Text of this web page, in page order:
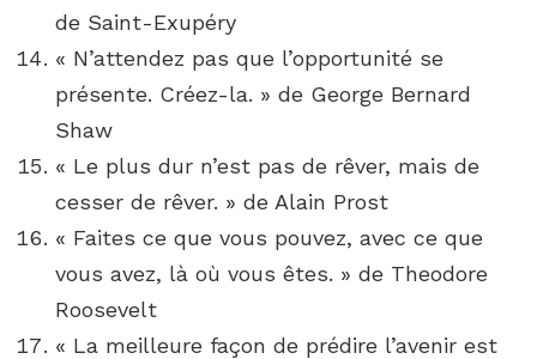
de Saint-Exupéry
« N’attendez pas que l’opportunité se
présente. Créez-la. » de George Bernard
Shaw
« Le plus dur n’est pas de rêver, mais de
cesser de rêver. » de Alain Prost
« Faites ce que vous pouvez, avec ce que
vous avez, là où vous êtes. » de Theodore
Roosevelt
« La meilleure façon de prédire l’avenir est